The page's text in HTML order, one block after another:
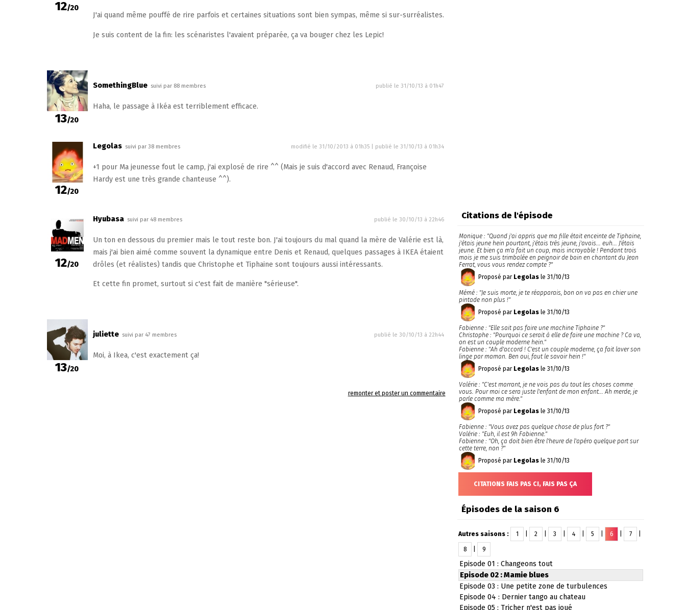
12/20
J'ai quand même pouffé de rire parfois et certaines situations sont bien sympas, même si sur-surréalistes.
Je suis content de la fin: les scénaristes l'avaient préparée, ça va bouger chez les Lepic!
13/20
SomethingBlue suivi par 88 membres publié le 31/10/13 à 01h47
Haha, le passage à Ikéa est terriblement efficace.
12/20
Legolas suivi par 38 membres modifié le 31/10/2013 à 01h35 | publié le 31/10/13 à 01h34
+1 pour Ma jeunesse fout le camp, j'ai explosé de rire ^^ (Mais je suis d'accord avec Renaud, Françoise
Hardy est une très grande chanteuse ^^).
12/20
Hyubasa suivi par 48 membres publié le 30/10/13 à 22h46
Un ton en dessous du premier mais le tout reste bon. J'ai toujours du mal quand la mère de Valérie est là,
mais j'ai bien aimé comme souvent la dynamique entre Denis et Renaud, quelques passages à IKEA étaient
drôles (et réalistes) tandis que Christophe et Tiphaine sont toujours aussi intéressants.
Et cette fin promet, surtout si c'est fait de manière "sérieuse".
13/20
juliette suivi par 47 membres publié le 30/10/13 à 22h44
Moi, à Ikea, c'est exactement ça!
remonter et poster un commentaire
Citations de l'épisode
Monique : "Quand j'ai appris que ma fille était enceinte de Tiphaine,
j'étais jeune hein pourtant, j'étais très jeune, j'avais... euh... J'étais
jeune. Et bien ça m'a fait un coup, mais incroyable ! Pendant trois
mois je me suis trimbalée en peignoir de bain en chantant du Jean
Ferrat, vous vous rendez compte ?"
Proposé par Legolas le 31/10/13
Mémé : "Je suis morte, je te réapparais, bon on va pas en chier une
pintade non plus !"
Proposé par Legolas le 31/10/13
Fabienne : "Elle sait pas faire une machine Tiphaine ?"
Christophe : "Pourquoi ce serait à elle de faire une machine ? Ca va,
on est un couple moderne hein."
Fabienne : "Ah d'accord ! C'est un couple moderne, ça fait laver son
linge par maman. Ben oui, faut le savoir hein !"
Proposé par Legolas le 31/10/13
Valérie : "C'est marrant, je ne vois pas du tout les choses comme
vous. Pour moi ce sera juste l'enfant de mon enfant... Ah merde, je
parle comme ma mère."
Proposé par Legolas le 31/10/13
Fabienne : "Vous avez pas quelque chose de plus fort ?"
Valérie : "Euh, il est 9h Fabienne."
Fabienne : "Oh, ça doit bien être l'heure de l'apéro quelque part sur
cette terre, non ?"
Proposé par Legolas le 31/10/13
CITATIONS FAIS PAS CI, FAIS PAS ÇA
Épisodes de la saison 6
Autres saisons : 1 2 3 4 5 6 7
8 9
Episode 01 : Changeons tout
Episode 02 : Mamie blues
Episode 03 : Une petite zone de turbulences
Episode 04 : Dernier tango au chateau
Episode 05 : Tricher n'est pas joué